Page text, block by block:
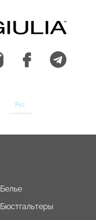
Рус
Белье
Бюстгальтеры